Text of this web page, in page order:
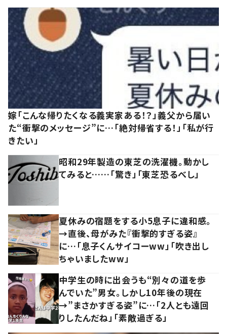
嫁「こんな帰りたくなる義実家ある！？」義父から届い
た“衝撃のメッセージ”に…「絶対帰省する！」「私が行
きたい」
昭和29年製造の東芝の洗濯機。動かし
てみると……「驚き」「東芝恐るべし」
夏休みの宿題をする小5息子に違和感。
→直後、母がみた『衝撃的すぎる姿』
に…「息子くんサイコーww」「吹き出し
ちゃいましたww」
中学生の時に出会うも“別々の道を歩
んでいた”男女。しかし10年後の現在
→”まさかすぎる姿”に…「2人とも遠回
りしたんだね」「素敵過ぎる」